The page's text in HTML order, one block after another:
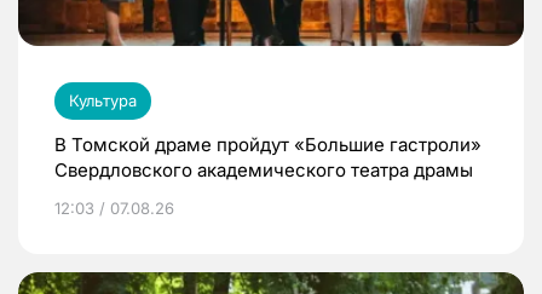
Культура
В Томской драме пройдут «Большие гастроли»
Свердловского академического театра драмы
12:03 / 07.08.26